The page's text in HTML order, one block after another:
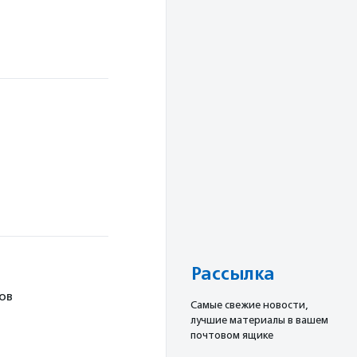
Рассылка
Cамые свежие новости,
лучшие материалы в вашем
почтовом ящике